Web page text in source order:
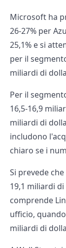
Microsoft ha
26-27% per
25,1% e si
per il
miliardi di
Per il
16,5-16,9
miliardi di
includono
chiaro se i
Si prevede
19,1 miliardi
comprende
ufficio,
miliardi di